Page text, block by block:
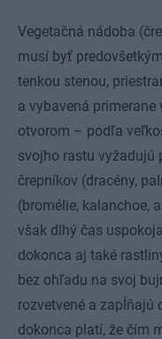
Vegetačná nádoba
musí byť
tenkou stenou,
a vybavená
otvorom – podľa
svojho rastu vyžadujú
črepníkov (dracény,
(bromélie, kalanchoe,
však dlhý čas
dokonca aj také
bez ohľadu na svoj
rozvetvené a zapĺňajú
dokonca platí, že čím